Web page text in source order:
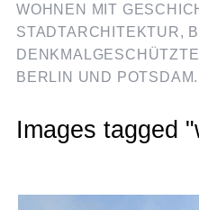
WOHNEN MIT
STADTARCHITEKTUR,
BERLIN UND POTSDAM.
Images tagged